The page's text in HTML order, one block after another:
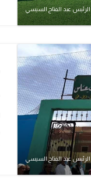
الرئيس عبد الفتاح السيسي
الرئيس عبد الفتاح السيسي